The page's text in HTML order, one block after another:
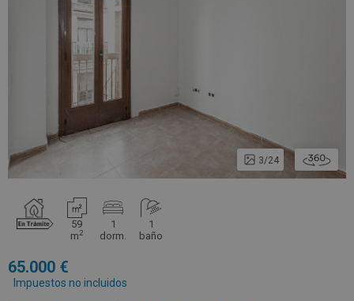
3/24
59
m2
1
dorm.
1
baño
65.000
Impuestos no incluidos